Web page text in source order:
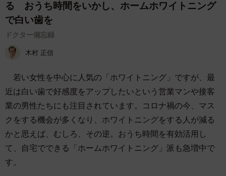
る おうち時間をいかし、ホームホワイトニング
で白い歯を
ドクター備忘録
木村 正信
若い女性を中心に人気の「ホワイトニング」ですが、最
近は白い歯で好感度をアップしたいという営業マンや接客
業の男性たちにも注目されています。コロナ禍の今、マス
クをする機会が多くなり、ホワイトニングをする人が減る
かと思えば、むしろ、その逆。おうち時間を有効活用し
て、自宅でできる「ホームホワイトニング」派も急増中で
す。